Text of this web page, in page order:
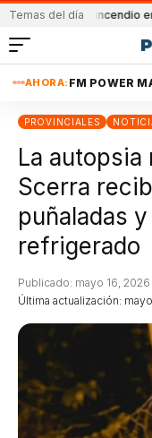
Temas del día
el incendio en el que
AHORA: FM POWER
PROVINCIALES
La autopsia
Scerra
puñaladas
refrigerado
Última actualización:
Publicado: mayo 16, 2026